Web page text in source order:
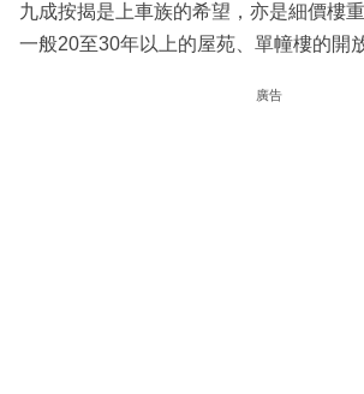
九成按揭是上車族的希望，亦是細價樓
一般20至30年以上的屋苑、單幢樓的開
廣告